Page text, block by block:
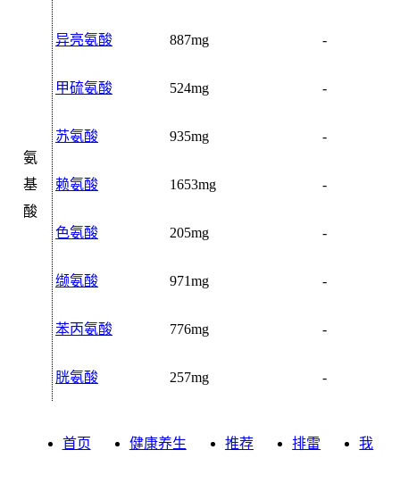
氨
基
酸
异亮氨酸 887mg -
甲硫氨酸 524mg -
苏氨酸 935mg -
赖氨酸 1653mg -
色氨酸 205mg -
缬氨酸 971mg -
苯丙氨酸 776mg -
胱氨酸 257mg -
首页 健康养生 推荐 排雷 我